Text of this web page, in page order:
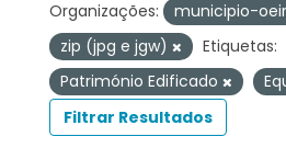
Organizações: municipio-
zip (jpg e jgw)
Etiquetas:
Património Edificado
Filtrar Resultados